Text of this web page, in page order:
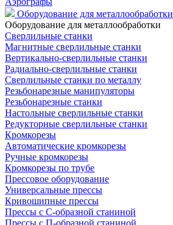
Оборудование для металлообработки
Оборудование для металлообработки
Сверлильные станки
Магнитные сверлильные станки
Вертикально-сверлильные станки
Радиально-сверлильные станки
Сверлильные станки по металлу
Резьбонарезные манипуляторы
Резьбонарезные станки
Настольные сверлильные станки
Редукторные сверлильные станки
Кромкорезы
Автоматические кромкорезы
Ручные кромкорезы
Кромкорезы по трубе
Прессовое оборудование
Универсальные прессы
Кривошипные прессы
Прессы с С-образной станиной
Прессы с П-образной станиной